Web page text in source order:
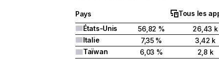
Pays
Tous les
États-Unis
56,82 %
26,43 k
Italie
7,35 %
3,42 k
Taïwan
6,03 %
2,8 k